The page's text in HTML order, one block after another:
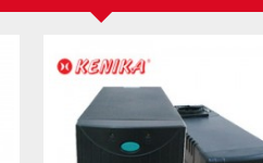
resiko retakan mikro sel dan
modul PV kami telah menunjukkan
Anda.